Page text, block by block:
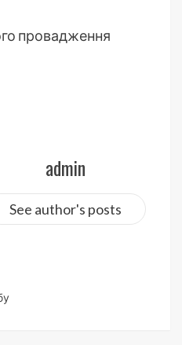
провадження
admin
See author's posts